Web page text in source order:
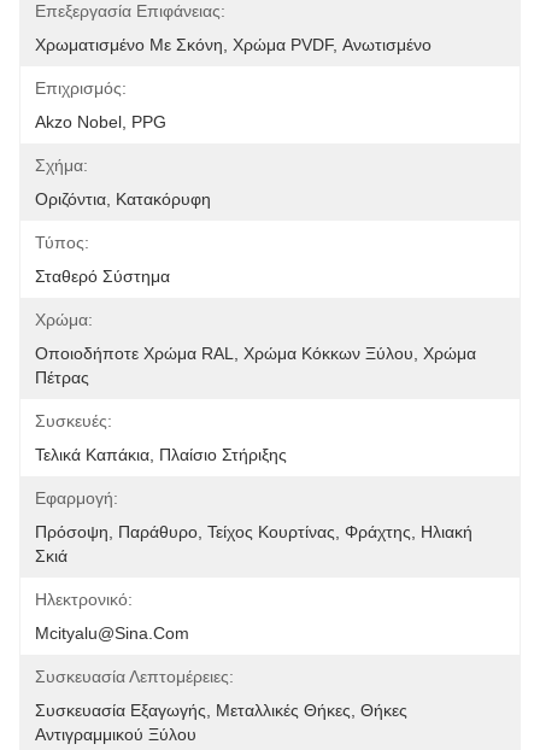
Επεξεργασία Επιφάνειας:
Χρωματισμένο Με Σκόνη, Χρώμα PVDF, Ανωτισμένο
Επιχρισμός:
Akzo Nobel, PPG
Σχήμα:
Οριζόντια, Κατακόρυφη
Τύπος:
Σταθερό Σύστημα
Χρώμα:
Οποιοδήποτε Χρώμα RAL, Χρώμα Κόκκων Ξύλου, Χρώμα
Πέτρας
Συσκευές:
Τελικά Καπάκια, Πλαίσιο Στήριξης
Εφαρμογή:
Πρόσοψη, Παράθυρο, Τείχος Κουρτίνας, Φράχτης, Ηλιακή
Σκιά
Ηλεκτρονικό:
Mcityalu@sina.com
Συσκευασία Λεπτομέρειες:
Συσκευασία Εξαγωγής, Μεταλλικές Θήκες, Θήκες
Αντιγραμμικού Ξύλου